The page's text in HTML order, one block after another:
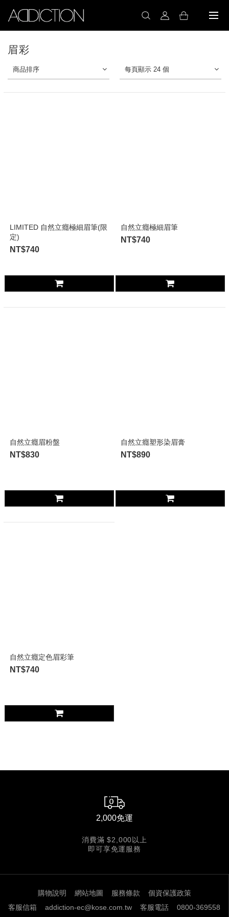
眉彩
商品排序 每頁顯示 24 個
LIMITED 自然立癮極細眉筆(限
定)
NT$740
自然立癮極細眉筆
NT$740
自然立癮眉粉盤
NT$830
自然立癮塑形染眉膏
NT$890
自然立癮定色眉彩筆
NT$740
2,000免運
消費滿 $2,000以上
即可享免運服務
購物說明 網站地圖 服務條款
個資保護政策
客服信箱
addiction-ec@kose.com.tw 客服電話 0800-369558